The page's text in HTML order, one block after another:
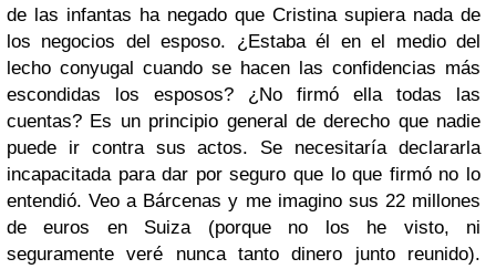
de las infantas ha negado que Cristina supiera nada de
los negocios del esposo. ¿Estaba él en el medio del
lecho conyugal cuando se hacen las confidencias más
escondidas los esposos? ¿No firmó ella todas las
cuentas? Es un principio general de derecho que nadie
puede ir contra sus actos. Se necesitaría declararla
incapacitada para dar por seguro que lo que firmó no lo
entendió.Veo a Bárcenas y me imagino sus 22 millones
de euros en Suiza (porque no los he visto, ni
seguramente veré nunca tanto dinero junto reunido).